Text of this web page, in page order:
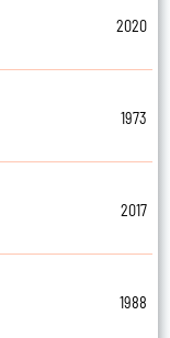
2020
1973
2017
1988